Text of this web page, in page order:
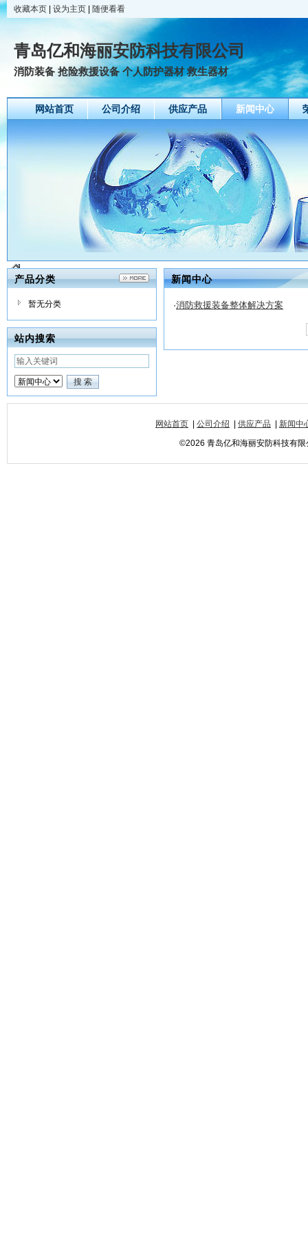
收藏本页 设为主页 随便看看
青岛亿和海丽安防科技有限公司
消防装备 抢险救援设备 个人防护器材 救生器材
网站首页 公司介绍 供应产品 新闻中心
产品分类
暂无分类
站内搜索
新闻中心
·消防救援装备整体解决方案
网站首页 公司介绍 供应产品
新闻中
©2026 青岛亿和海丽安防科技有